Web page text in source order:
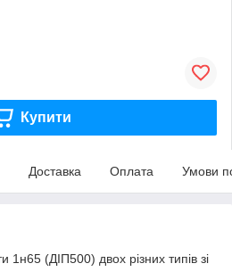
Купити
Доставка Оплата Умови
1н65 (ДІП500) двох різних типів зі